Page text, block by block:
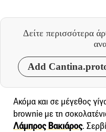
Δείτε περισσότερα
Add
Ακόμα και σε μέγεθος
brownie με τη
Λάμπρος Βακιάρος.